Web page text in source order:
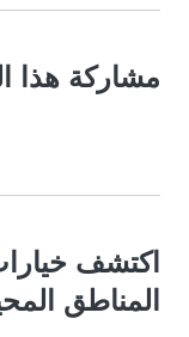
مشاركة هذا
اكتشف
المناطق